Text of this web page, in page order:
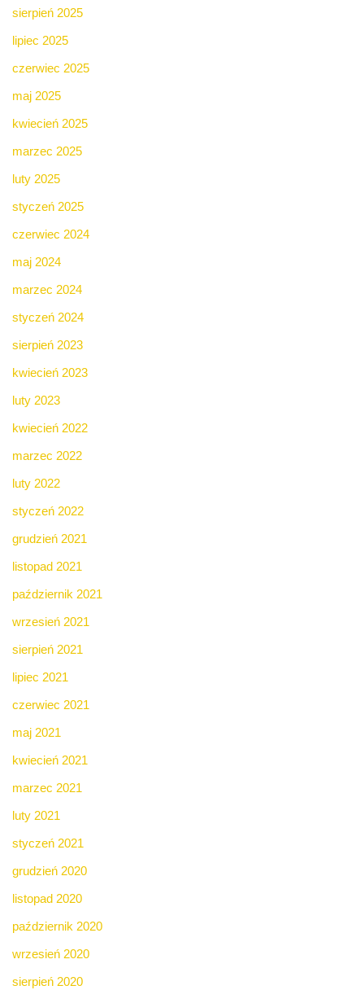
sierpień 2025
lipiec 2025
czerwiec 2025
maj 2025
kwiecień 2025
marzec 2025
luty 2025
styczeń 2025
czerwiec 2024
maj 2024
marzec 2024
styczeń 2024
sierpień 2023
kwiecień 2023
luty 2023
kwiecień 2022
marzec 2022
luty 2022
styczeń 2022
grudzień 2021
listopad 2021
październik 2021
wrzesień 2021
sierpień 2021
lipiec 2021
czerwiec 2021
maj 2021
kwiecień 2021
marzec 2021
luty 2021
styczeń 2021
grudzień 2020
listopad 2020
październik 2020
wrzesień 2020
sierpień 2020